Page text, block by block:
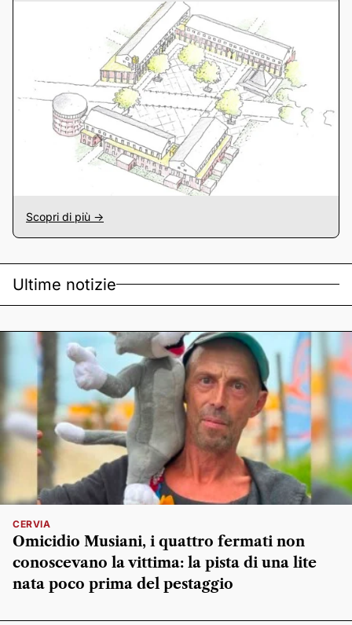
Scopri di più ->
Ultime notizie
CERVIA
Omicidio Musiani, i quattro fermati non
conoscevano la vittima: la pista di una lite
nata poco prima del pestaggio